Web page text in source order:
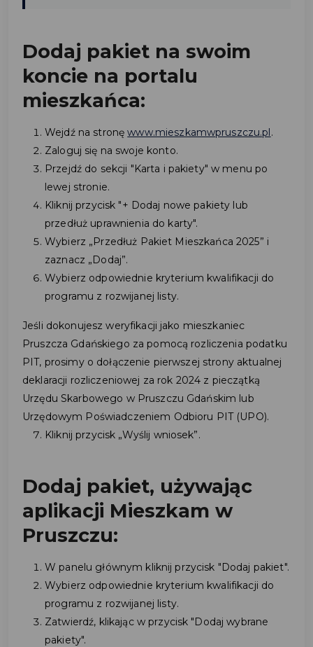
Dodaj pakiet na swoim
koncie na portalu
mieszkańca:
Wejdź na stronęwww.mieszkamwpruszczu.pl.
Zaloguj się na swoje konto.
Przejdź do sekcji "Karta i pakiety" w menu po
lewej stronie.
Kliknij przycisk "+ Dodaj nowe pakiety lub
przedłuż uprawnienia do karty".
Wybierz „Przedłuż Pakiet Mieszkańca 2025” i
zaznacz „Dodaj”.
Wybierz odpowiednie kryterium kwalifikacji do
programu z rozwijanej listy.
Jeśli dokonujesz weryfikacji jako mieszkaniec
Pruszcza Gdańskiego za pomocą rozliczenia podatku
PIT, prosimy o dołączenie pierwszej strony aktualnej
deklaracji rozliczeniowej za rok 2024 z pieczątką
Urzędu Skarbowego w Pruszczu Gdańskim lub
Urzędowym Poświadczeniem Odbioru PIT (UPO).
Kliknij przycisk „Wyślij wniosek”.
Dodaj pakiet, używając
aplikacji Mieszkam w
Pruszczu:
W panelu głównym kliknij przycisk "Dodaj pakiet".
Wybierz odpowiednie kryterium kwalifikacji do
programu z rozwijanej listy.
Zatwierdź, klikając w przycisk "Dodaj wybrane
pakiety".